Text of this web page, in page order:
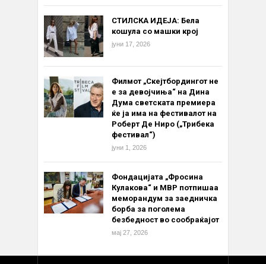
СТИЛСКА ИДЕЈА: Бела
кошула со машки крој
јуни 17, 2026
Филмот „Скејтбордингот не
е за девојчиња“ на Дина
Дума светската премиера
ќе ја има на фестивалот на
Роберт Де Ниро („Трибека
фестивал“)
јуни 1, 2026
Фондацијата „Фросина
Кулакова“ и МВР потпишаа
меморандум за заедничка
борба за поголема
безбедност во сообраќајот
мај 27, 2026